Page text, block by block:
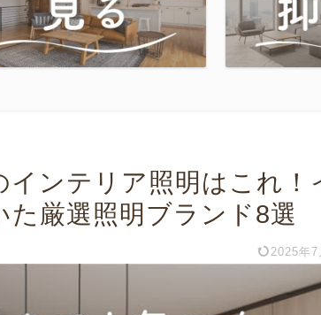
インテリア照明はこれ！
厳選照明ブランド8選
2025年7